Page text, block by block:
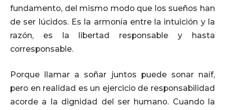
fundamento, del mismo modo que los sueños han
de ser lúcidos. Es la armonía entre la intuición y la
razón, es la libertad responsable y hasta
corresponsable.
Porque llamar a soñar juntos puede sonar naíf,
pero en realidad es un ejercicio de responsabilidad
acorde a la dignidad del ser humano. Cuando la